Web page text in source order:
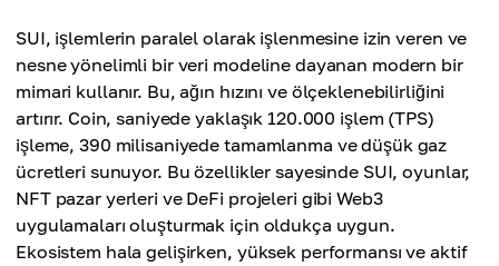
SUI, işlemlerin paralel olarak işlenmesine izin veren ve
nesne yönelimli bir veri modeline dayanan modern bir
mimari kullanır. Bu, ağın hızını ve ölçeklenebilirliğini
artırır. Coin, saniyede yaklaşık 120.000 işlem (TPS)
işleme, 390 milisaniyede tamamlanma ve düşük gaz
ücretleri sunuyor. Bu özellikler sayesinde SUI, oyunlar,
NFT pazar yerleri ve DeFi projeleri gibi Web3
uygulamaları oluşturmak için oldukça uygun.
Ekosistem hala gelişirken, yüksek performansı ve aktif